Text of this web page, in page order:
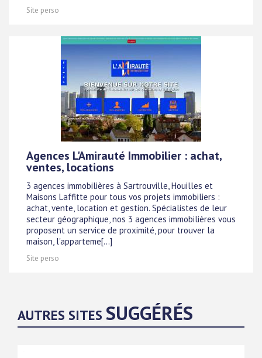
Site perso
Agences L'Amirauté Immobilier : achat,
ventes, locations
3 agences immobilières à Sartrouville, Houilles et
Maisons Laffitte pour tous vos projets immobiliers :
achat, vente, location et gestion. Spécialistes de leur
secteur géographique, nos 3 agences immobilières vous
proposent un service de proximité, pour trouver la
maison, l'apparteme[...]
Site perso
AUTRES SITES SUGGÉRÉS